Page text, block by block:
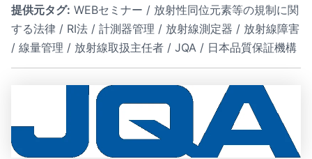
提供元タグ: WEBセミナー / 放射性同位元素等の規制に関
する法律 / RI法 / 計測器管理 / 放射線測定器 / 放射線障害
/ 線量管理 / 放射線取扱主任者 / JQA / 日本品質保証機構